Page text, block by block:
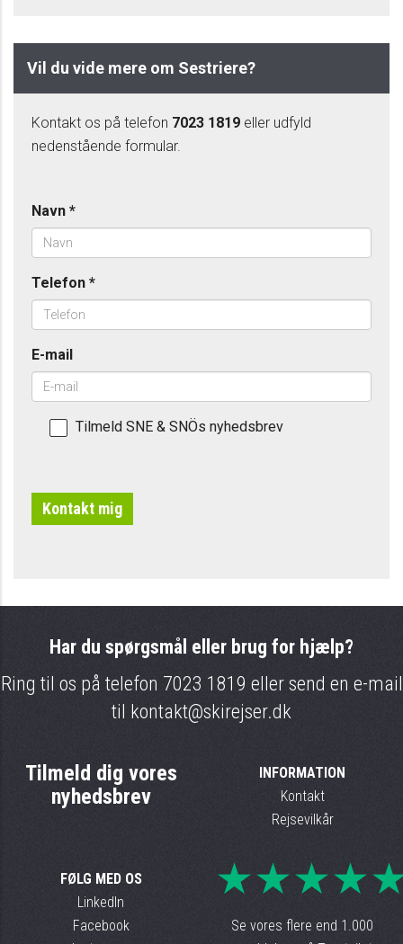
Vil du vide mere om Sestriere?
Kontakt os på telefon 7023 1819 eller udfyld
nedenstående formular.
Navn *
Telefon *
E-mail
Tilmeld SNE & SNÖs nyhedsbrev
Har du spørgsmål eller brug for hjælp?
Ring til os på telefon 7023 1819 eller send en e-mail
til kontakt@skirejser.dk
Tilmeld dig vores
nyhedsbrev
INFORMATION
Kontakt
Rejsevilkår
FØLG MED OS
LinkedIn
Facebook
Se vores flere end 1.000